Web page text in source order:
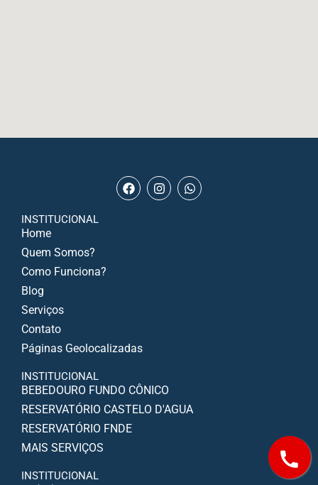
INSTITUCIONAL
Home
Quem Somos?
Como Funciona?
Blog
Serviços
Contato
Páginas Geolocalizadas
INSTITUCIONAL
BEBEDOURO FUNDO CÔNICO
RESERVATÓRIO CASTELO D'AGUA
RESERVATÓRIO FNDE
MAIS SERVIÇOS
INSTITUCIONAL